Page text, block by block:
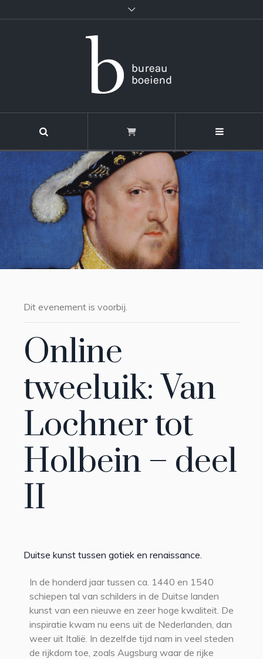
Dit evenement is voorbij.
Online
tweeluik: Van
Lochner tot
Holbein – deel
II
Duitse kunst tussen gotiek en renaissance.
In de honderd jaar tussen ca. 1440 en 1540
schiepen tal van schilders in de Duitse landen
kunst van een nieuwe en zeer hoge kwaliteit. De
inspiratie kwam nu eens uit de Nederlanden, dan
weer uit Italië. In dezelfde tijd nam in veel steden
de rijkdom toe, zoals Augsburg waar de rijke